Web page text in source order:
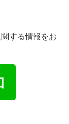
する情報をお